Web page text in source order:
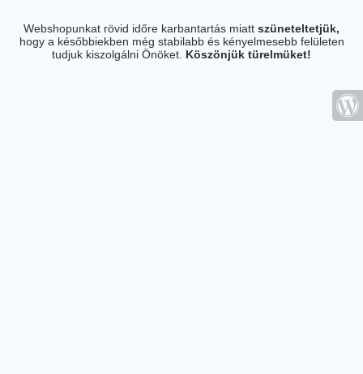
Webshopunkat rövid időre karbantartás miatt szüneteltetjük,
hogy a későbbiekben még stabilabb és kényelmesebb felületen
tudjuk kiszolgálni Önöket. Köszönjük türelmüket!